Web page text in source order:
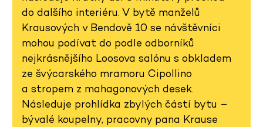
do dalšího interiéru. V bytě manželů
Krausových v Bendově 10 se návštěvníci
mohou podívat do podle odborníků
nejkrásnějšího Loosova salónu s obkladem
ze švýcarského mramoru Cipollino
a stropem z mahagonových desek.
Následuje prohlídka zbylých částí bytu –
bývalé koupelny, pracovny pana Krause